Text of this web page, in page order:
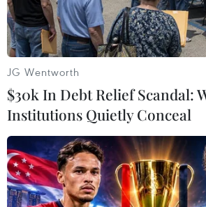
Theo dõi VietnamPlus
TIN LIÊN QUAN
JG Wentworth
$30k In Debt Relief Scandal:
Institutions Quietly Conceal